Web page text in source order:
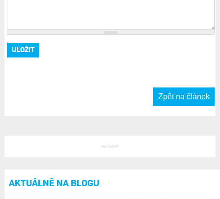
Zpět na článek
REKLAMA
AKTUÁLNĚ NA BLOGU